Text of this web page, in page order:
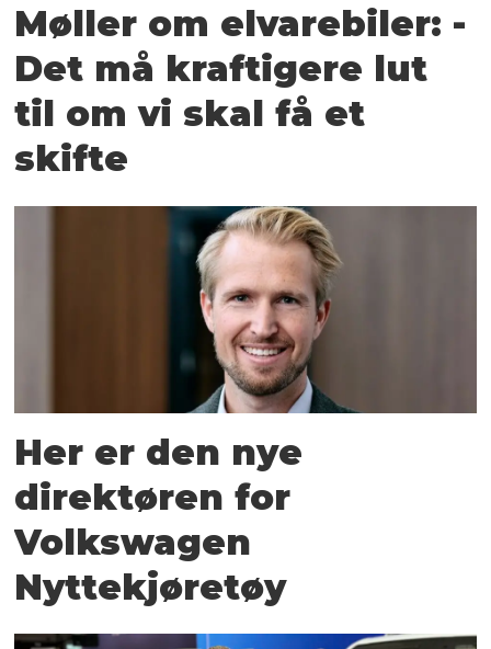
Møller om elvarebiler: -
Det må kraftigere lut
til om vi skal få et
skifte
Her er den nye
direktøren for
Volkswagen
Nyttekjøretøy